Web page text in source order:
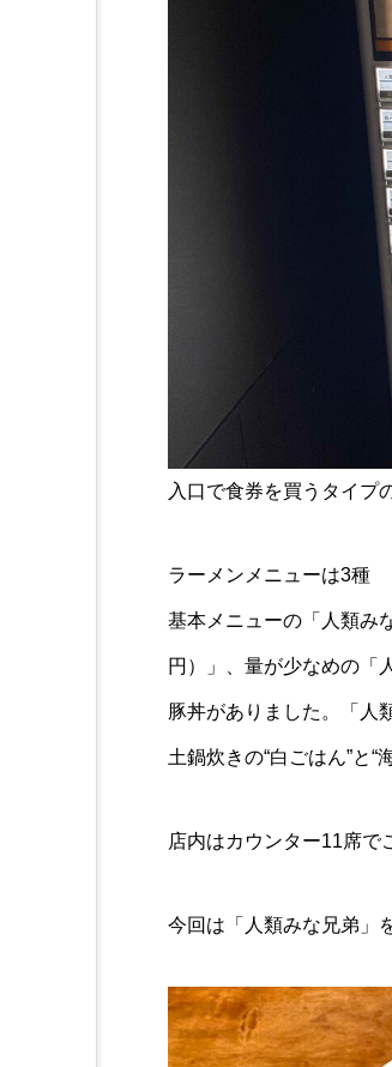
入口で食券を買うタイプ
ラーメンメニューは3種
基本メニューの「人類み
円）」、量が少なめの「
豚丼がありました。「人
土鍋炊きの“白ごはん”と“
店内はカウンター11席で
今回は「人類みな兄弟」